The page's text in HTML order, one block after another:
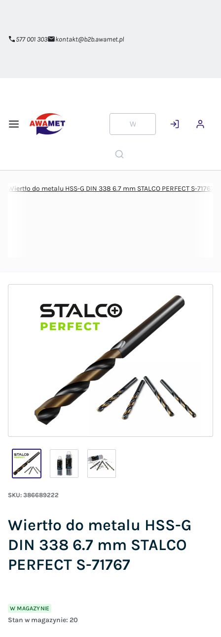
577 001 303
kontakt@b2b.awamet.pl
Wiertło do metalu HSS-G DIN 338 6.7 mm STALCO PERFECT S-71767
SKU: 386689222
Wiertło do metalu HSS-G
DIN 338 6.7 mm STALCO
PERFECT S-71767
W MAGAZYNIE
Stan w magazynie: 20